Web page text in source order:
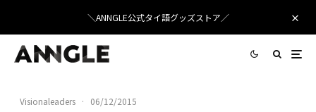
＼ANNGLE公式タイ語グッズストア／
Visionaleaders · 06/12/2015